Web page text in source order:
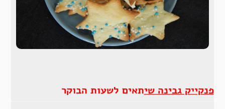
פנקייק גבינה שיתאים לשעות הבוקר